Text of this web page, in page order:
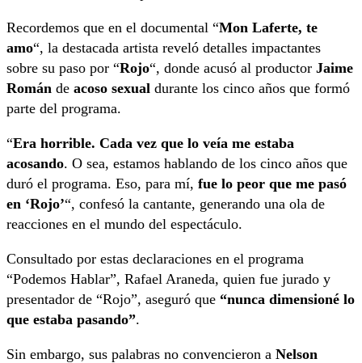
Recordemos que en el documental “Mon Laferte, te
amo“, la destacada artista reveló detalles impactantes
sobre su paso por “Rojo“, donde acusó al productor Jaime
Román de acoso sexual durante los cinco años que formó
parte del programa.
“Era horrible. Cada vez que lo veía me estaba
acosando. O sea, estamos hablando de los cinco años que
duró el programa. Eso, para mí, fue lo peor que me pasó
en ‘Rojo’“, confesó la cantante, generando una ola de
reacciones en el mundo del espectáculo.
Consultado por estas declaraciones en el programa
“Podemos Hablar”, Rafael Araneda, quien fue jurado y
presentador de “Rojo”, aseguró que “nunca dimensioné lo
que estaba pasando”.
Sin embargo, sus palabras no convencieron a Nelson